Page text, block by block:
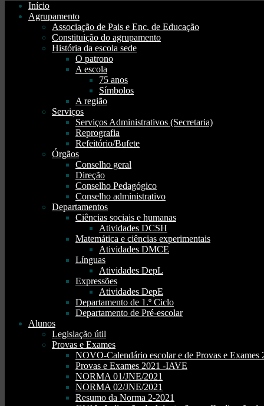
Início
Agrupamento
Associação de Pais e Enc. de Educação
Constituição do agrupamento
História da escola sede
O patrono
A escola
75 anos
Símbolos
A região
Serviços
Serviços Administrativos (Secretaria)
Reprografia
Refeitório/Bufete
Órgãos
Conselho geral
Direção
Conselho Pedagógico
Conselho administrativo
Departamentos
Ciências sociais e humanas
Atividades DCSH
Matemática e ciências experimentais
Atividades DMCE
Línguas
Atividades DepL
Expressões
Atividades DepE
Departamento de 1.º Ciclo
Departamento de Pré-escolar
Alunos
Legislação útil
Provas e Exames
NOVO-Calendário escolar e de Provas e Exames
Provas e Exames 2021 -IAVE
NORMA 01/JNE/2021
NORMA 02/JNE/2021
Resumo da Norma 2-2021